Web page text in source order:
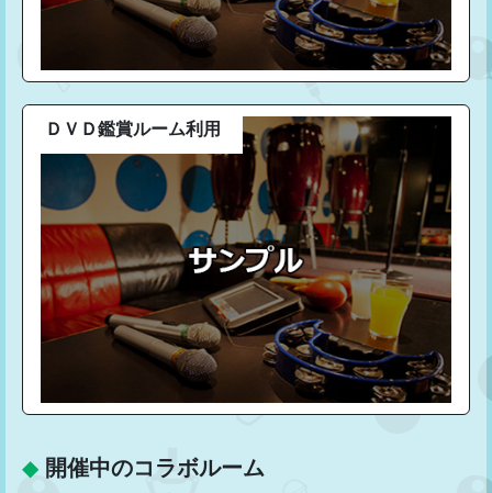
ＤＶＤ鑑賞ルーム利用
◆ 開催中のコラボルーム